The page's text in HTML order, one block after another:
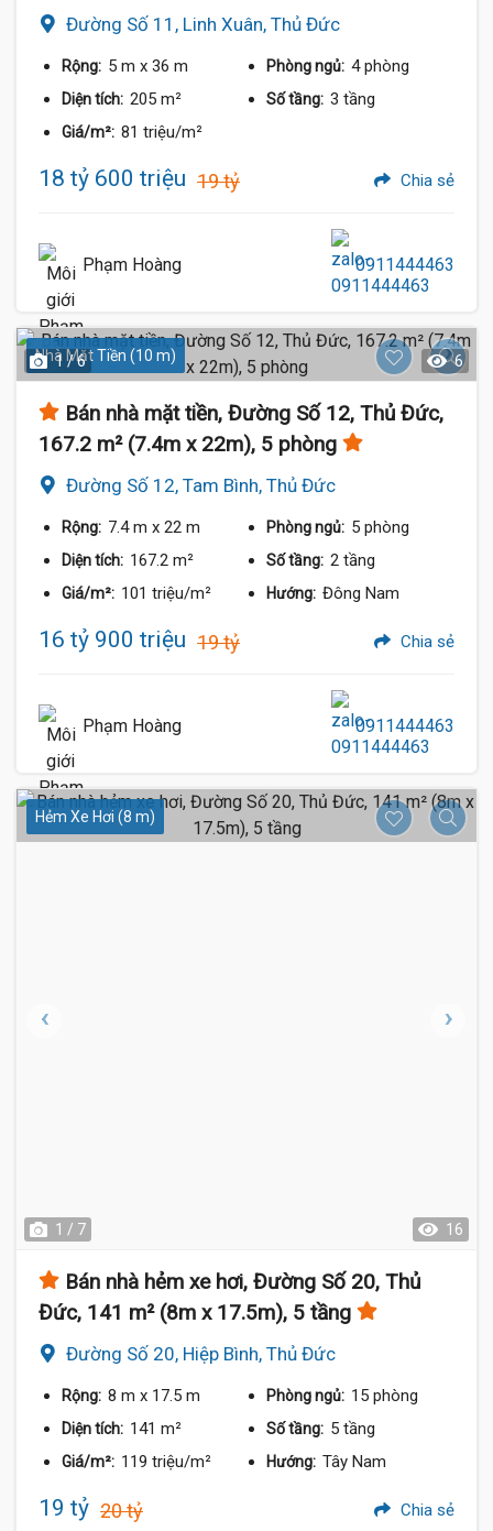
Đường Số 11, Linh Xuân, Thủ Đức
Rộng: 5 m x 36 m Phòng ngủ: 4 phòng
Diện tích: 205 m² Số tầng: 3 tầng
Giá/m²: 81 triệu/m²
18 tỷ 600 triệu 19 tỷ Chia sẻ
Phạm Hoàng 0911444463
Nhà Mặt Tiền (10 m)
1 / 6 6
Bán nhà mặt tiền, Đường Số 12, Thủ Đức,
167.2 m² (7.4m x 22m), 5 phòng
Đường Số 12, Tam Bình, Thủ Đức
Rộng: 7.4 m x 22 m Phòng ngủ: 5 phòng
Diện tích: 167.2 m² Số tầng: 2 tầng
Giá/m²: 101 triệu/m² Hướng: Đông Nam
16 tỷ 900 triệu 19 tỷ Chia sẻ
Phạm Hoàng 0911444463
Hẻm Xe Hơi (8 m)
1 / 7 16
Bán nhà hẻm xe hơi, Đường Số 20, Thủ
Đức, 141 m² (8m x 17.5m), 5 tầng
Đường Số 20, Hiệp Bình, Thủ Đức
Rộng: 8 m x 17.5 m Phòng ngủ: 15 phòng
Diện tích: 141 m² Số tầng: 5 tầng
Giá/m²: 119 triệu/m² Hướng: Tây Nam
19 tỷ 20 tỷ Chia sẻ